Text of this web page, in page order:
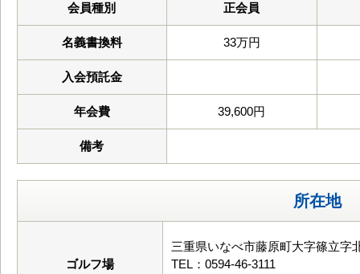
会員種別 正会員
名義書換料 33万円
入会預託金
年会費 39,600円
備考
所在地
ゴルフ場
三重県いなべ市藤原町大字篠立字
TEL：0594-46-3111